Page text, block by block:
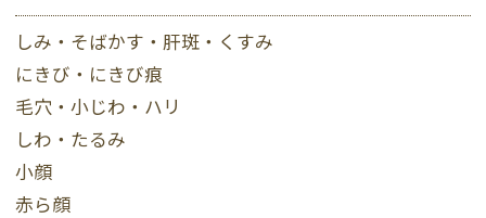
しみ・そばかす・肝斑・くすみ
にきび・にきび痕
毛穴・小じわ・ハリ
しわ・たるみ
小顔
赤ら顔